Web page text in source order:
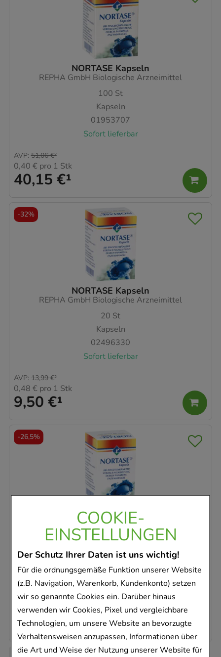
COOKIE-
EINSTELLUNGEN
Der Schutz Ihrer Daten ist uns wichtig!
Für die ordnungsgemäße Funktion unserer Website
(z.B. Navigation, Warenkorb, Kundenkonto) setzen
wir so genannte Cookies ein. Darüber hinaus
verwenden wir Cookies, Pixel und vergleichbare
Technologien, um unsere Website an bevorzugte
Verhaltensweisen anzupassen, Informationen über
die Art und Weise der Nutzung unserer Website für
NORTASE Kapseln
REPHA GmbH Biologische Arzneimittel
100 St
Kapseln
01953707
Sofort lieferbar
40,15 €¹
AVP: 51,06 €²
0,40 € pro 1 Stk
NORTASE Kapseln
REPHA GmbH Biologische Arzneimittel
20 St
Kapseln
02496330
Sofort lieferbar
9,50 €¹
AVP: 13,99 €²
0,48 € pro 1 Stk
-32%
NORTASE Kapseln
REPHA GmbH Biologische Arzneimittel
50St
Kapseln
01953699
Dieses Produkt ist zur Zeit nicht verfügbar
20,52 €¹
AVP 27,94 €²
0,41 €pro 1 Stk
-26,5%